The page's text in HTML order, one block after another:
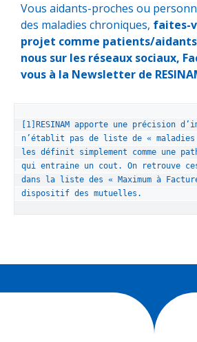
Vous aidants-proches ou
des maladies chroniques, faites-
projet comme patients/
nous sur les réseaux sociaux,
vous à la Newsletter de
[1]RESINAM apporte une précision
n’établit pas de liste de «
les définit simplement comme une
qui entraine un cout. On retrouve
dans la liste des « Maximum à
dispositif des mutuelles.